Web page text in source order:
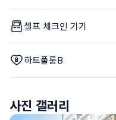
셀프 체크인 기기
하트풀룸B
사진 갤러리